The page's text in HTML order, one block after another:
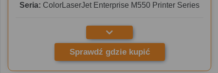
Seria: ColorLaserJet Enterprise M550 Printer Series
Sprawdź gdzie kupić